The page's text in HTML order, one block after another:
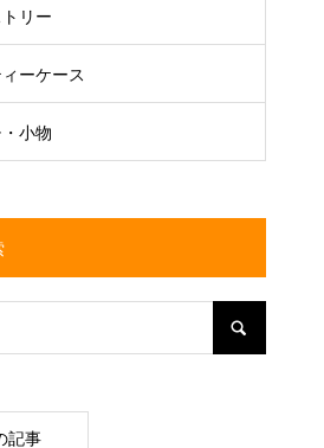
リー
ーケース
小物
記事